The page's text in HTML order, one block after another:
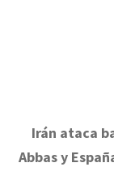
Irán ataca
Abbas y